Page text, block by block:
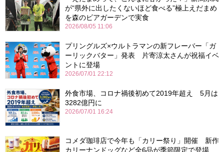
が“県外に出したくないほど食べる”極上えだまめ
を森のビアガーデンで実食
2026/08/05 11:06
プリングルズ×ウルトラマンの新フレーバー「ガ
ーリックバター」発表 片寄涼太さんが祝福イベ
ントに登場
2026/07/01 22:12
外食市場、コロナ禍後初めて2019年超え 5月は
3282億円に
2026/07/01 16:24
コメダ珈琲店で今年も「カリー祭り」開催 新作
カリーナンドッグなど全6品が季節限定で登場